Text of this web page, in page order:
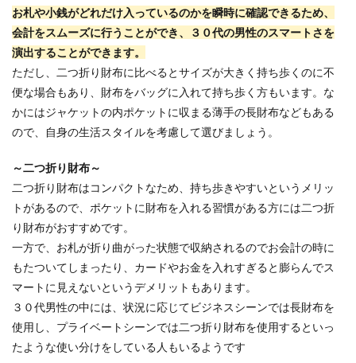
お札や小銭がどれだけ入っているのかを瞬時に確認できるため、
会計をスムーズに行うことができ、３０代の男性のスマートさを
演出することができます。
ただし、二つ折り財布に比べるとサイズが大きく持ち歩くのに不
便な場合もあり、財布をバッグに入れて持ち歩く方もいます。な
かにはジャケットの内ポケットに収まる薄手の長財布などもある
ので、自身の生活スタイルを考慮して選びましょう。
～二つ折り財布～
二つ折り財布はコンパクトなため、持ち歩きやすいというメリッ
トがあるので、ポケットに財布を入れる習慣がある方には二つ折
り財布がおすすめです。
一方で、お札が折り曲がった状態で収納されるのでお会計の時に
もたついてしまったり、カードやお金を入れすぎると膨らんでス
マートに見えないというデメリットもあります。
３０代男性の中には、状況に応じてビジネスシーンでは長財布を
使用し、プライベートシーンでは二つ折り財布を使用するといっ
たような使い分けをしている人もいるようです